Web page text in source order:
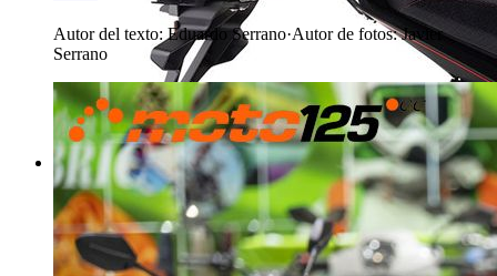
Autor del texto: Eduardo Serrano·Autor de fotos: Javier
Serrano